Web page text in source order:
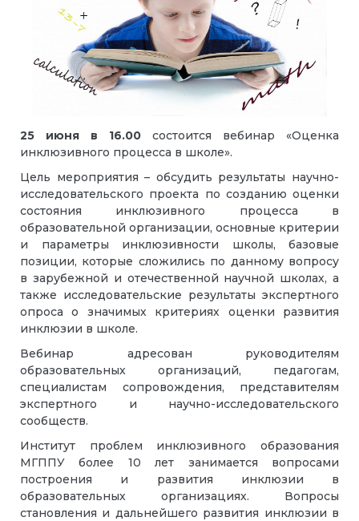
25 июня в 16.00 состоится вебинар «Оценка
инклюзивного процесса в школе».
Цель мероприятия – обсудить результаты научно-
исследовательского проекта по созданию оценки
состояния инклюзивного процесса в
образовательной организации, основные критерии
и параметры инклюзивности школы, базовые
позиции, которые сложились по данному вопросу
в зарубежной и отечественной научной школах, а
также исследовательские результаты экспертного
опроса о значимых критериях оценки развития
инклюзии в школе.
Вебинар адресован руководителям
образовательных организаций, педагогам,
специалистам сопровождения, представителям
экспертного и научно-исследовательского
сообществ.
Институт проблем инклюзивного образования
МГППУ более 10 лет занимается вопросами
построения и развития инклюзии в
образовательных организациях. Вопросы
становления и дальнейшего развития инклюзии в